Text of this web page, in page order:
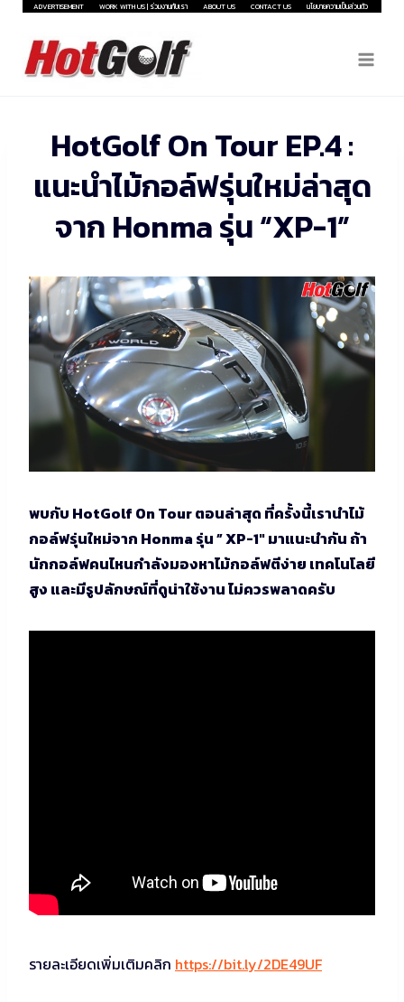
Skip
content
ADVERTISEMENT WORK WITH US | ร่วมงานกับเรา ABOUT US CONTACT US นโยบายความเป็นส่วนตัว
HotGolf On Tour EP.4 :
แนะนำไม้กอล์ฟรุ่นใหม่ล่าสุด
จาก Honma รุ่น “XP-1”
พบกับ HotGolf On Tour ตอนล่าสุด ที่ครั้งนี้เรานำไม้
กอล์ฟรุ่นใหม่จาก Honma รุ่น ” XP-1″ มาแนะนำกัน ถ้า
นักกอล์ฟคนไหนกำลังมองหาไม้กอล์ฟตีง่าย เทคโนโลยี
สูง และมีรูปลักษณ์ที่ดูน่าใช้งาน ไม่ควรพลาดครับ
รายละเอียดเพิ่มเติมคลิก https://bit.ly/2DE49UF